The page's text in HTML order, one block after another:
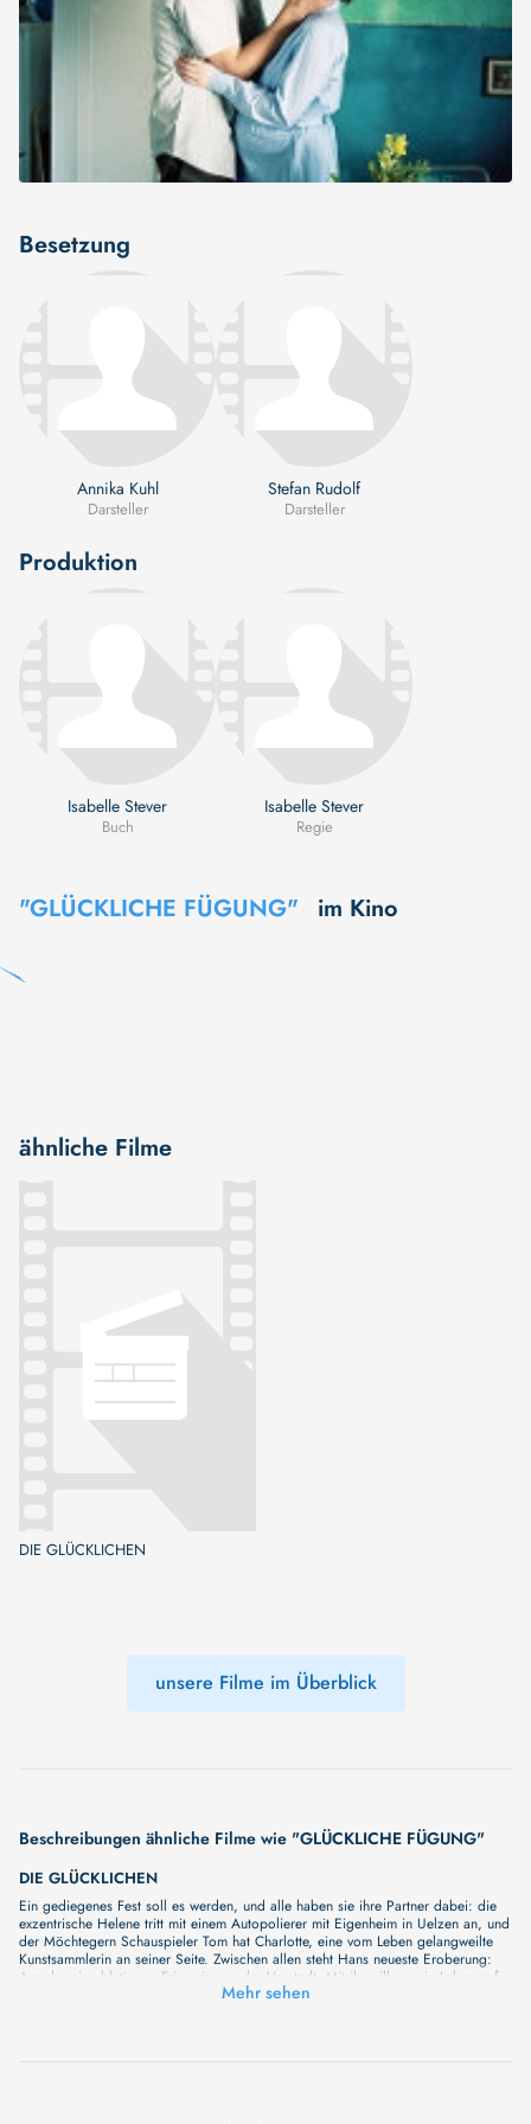
Besetzung
Annika Kuhl
Darsteller
Stefan Rudolf
Darsteller
Produktion
Isabelle Stever
Buch
Isabelle Stever
Regie
"GLÜCKLICHE FÜGUNG" im Kino
ähnliche Filme
DIE GLÜCKLICHEN
unsere Filme im Überblick
Beschreibungen ähnliche Filme wie "GLÜCKLICHE FÜGUNG"
DIE GLÜCKLICHEN
Ein gediegenes Fest soll es werden, und alle haben sie ihre Partner dabei: die
exzentrische Helene tritt mit einem Autopolierer mit Eigenheim in Uelzen an, und
der Möchtegern Schauspieler Tom hat Charlotte, eine vom Leben gelangweilte
Kunstsammlerin an seiner Seite. Zwischen allen steht Hans neueste Eroberung:
Angela, eine blutjunge Friseurin aus der Vorstadt. Mit ihr will er sein Leben auf
eine ganz andere Basis stellen. Solide will er werden. Raus aus der Boheme und
Mehr sehen